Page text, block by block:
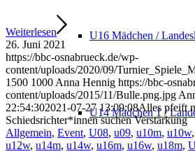
U16 Mädchen /
U14 Mädchen 1 /
Weiterlesen
26. Juni 2021
https://bbc-osnabrueck.de/wp-
content/uploads/2020/09/
1500 1000 Anna Hennig https://bbc-
content/uploads/2015/11/Bulle.png.jpg
22:54:302021-07-27 13:09:08Alles pfeift
Schiedsrichter*innen suchen Verstärkung
Allgemein, Event, U08, u09, u10m, u10w,
u12w, u14m, u14w, u16m, u16w, u18m,